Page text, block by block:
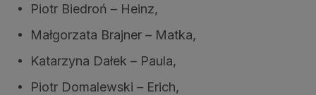
Piotr Biedroń – Heinz,
Małgorzata Brajner – Matka,
Katarzyna Dałek – Paula,
Piotr Domalewski – Erich,